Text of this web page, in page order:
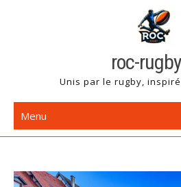
roc-
Unis par le rugby,
Menu